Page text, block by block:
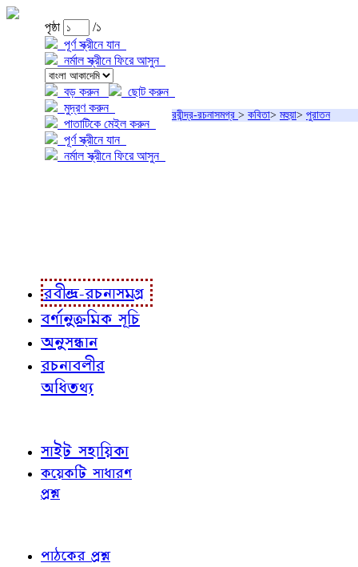
পৃষ্ঠা
/১
পূর্ণ স্ক্রীনে যান
নর্মাল স্ক্রীনে ফিরে আসুন
বড় করুন
ছোট করুন
মুদ্রণ করুন
পাতাটিকে মেইল করুন
পূর্ণ স্ক্রীনে যান
নর্মাল স্ক্রীনে ফিরে আসুন
রবীন্দ্র-রচনাসমগ্র > কবিতা> মহুয়া> পুরাতন
রবীন্দ্র-রচনাসমগ্র
বর্ণানুক্রমিক সূচি
অনুসন্ধান
রচনাবলীর
অধিতথ্য
সাইট সহায়িকা
কয়েকটি সাধারণ
প্রশ্ন
পাঠকের প্রশ্ন